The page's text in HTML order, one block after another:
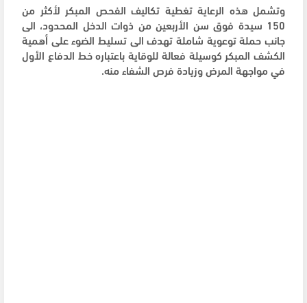
وتشمل هذه الرعاية تغطية تكاليف الفحص المبكر لأكثر من
150 سيدة فوق سن الأربعين من ذوات الدخل المحدود، الى
جانب حملة توعوية شاملة تهدف الى تسليط الضوء على أهمية
الكشف المبكر كوسيلة فعالة للوقاية باعتباره خط الدفاع الأول
في مواجهة المرض وزيادة فرص الشفاء منه.